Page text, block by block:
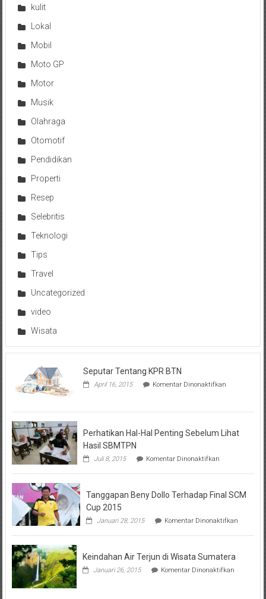
kulit
Lokal
Mobil
Moto GP
Motor
Musik
Olahraga
Otomotif
Pendidikan
Properti
Resep
Selebritis
Teknologi
Tips
Travel
Uncategorized
video
Wisata
Seputar Tentang KPR BTN
April 16, 2015 Komentar Dinonaktifkan
Perhatikan Hal-Hal Penting Sebelum Lihat
Hasil SBMTPN
Juli 8, 2015 Komentar Dinonaktifkanpada
Hal-
Penting
Hasil
Tanggapan Beny Dollo Terhadap Final SCM
Cup 2015
Januari 28, 2015 Komentar Dinonaktifkanpada
Beny
Keindahan Air Terjun di Wisata Sumatera
Januari 26, 2015 Komentar Dinonaktifkanpada